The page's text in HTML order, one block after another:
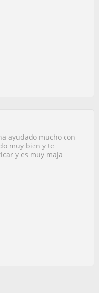
ayudado mucho con
muy bien y te
y es muy maja